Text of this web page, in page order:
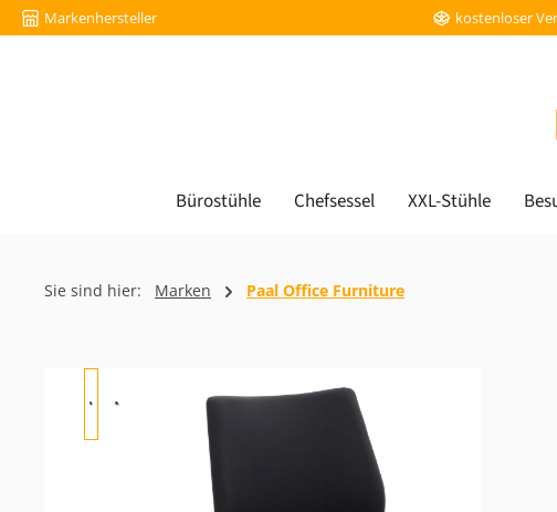
Hauptinhalt springen
Zur Suche springen
Zur Hauptnavigation springen
Markenhersteller kostenloser
Bürostühle Chefsessel XXL-Stühle
Sie sind hier: Marken Paal Office Furniture